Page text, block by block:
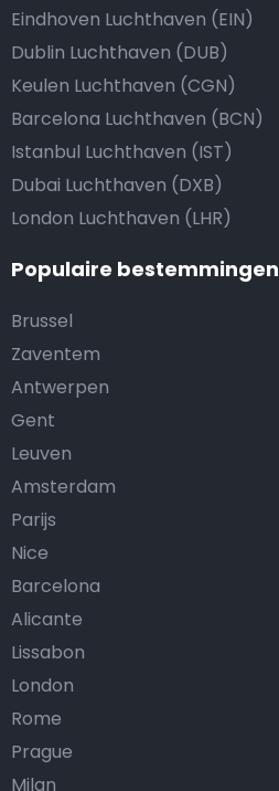
Eindhoven Luchthaven (EIN)
Dublin Luchthaven (DUB)
Keulen Luchthaven (CGN)
Barcelona Luchthaven (BCN)
Istanbul Luchthaven (IST)
Dubai Luchthaven (DXB)
London Luchthaven (LHR)
Populaire bestemmingen
Brussel
Zaventem
Antwerpen
Gent
Leuven
Amsterdam
Parijs
Nice
Barcelona
Alicante
Lissabon
London
Rome
Prague
Milan